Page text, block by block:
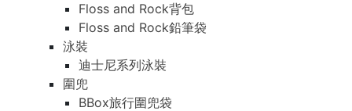
Floss and Rock背包
Floss and Rock鉛筆袋
泳裝
迪士尼系列泳裝
圍兜
BBox旅行圍兜袋